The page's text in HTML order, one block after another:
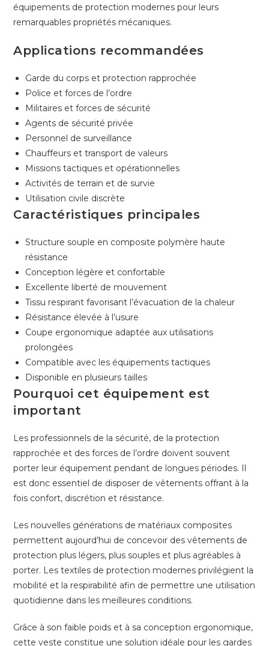
équipements de protection modernes pour leurs
remarquables propriétés mécaniques.
Applications recommandées
Garde du corps et protection rapprochée
Police et forces de l’ordre
Militaires et forces de sécurité
Agents de sécurité privée
Personnel de surveillance
Chauffeurs et transport de valeurs
Missions tactiques et opérationnelles
Activités de terrain et de survie
Utilisation civile discrète
Caractéristiques principales
Structure souple en composite polymère haute
résistance
Conception légère et confortable
Excellente liberté de mouvement
Tissu respirant favorisant l’évacuation de la chaleur
Résistance élevée à l’usure
Coupe ergonomique adaptée aux utilisations
prolongées
Compatible avec les équipements tactiques
Disponible en plusieurs tailles
Pourquoi cet équipement est
important
Les professionnels de la sécurité, de la protection
rapprochée et des forces de l’ordre doivent souvent
porter leur équipement pendant de longues périodes. Il
est donc essentiel de disposer de vêtements offrant à la
fois confort, discrétion et résistance.
Les nouvelles générations de matériaux composites
permettent aujourd’hui de concevoir des vêtements de
protection plus légers, plus souples et plus agréables à
porter. Les textiles de protection modernes privilégient la
mobilité et la respirabilité afin de permettre une utilisation
quotidienne dans les meilleures conditions.
Grâce à son faible poids et à sa conception ergonomique,
cette veste constitue une solution idéale pour les gardes